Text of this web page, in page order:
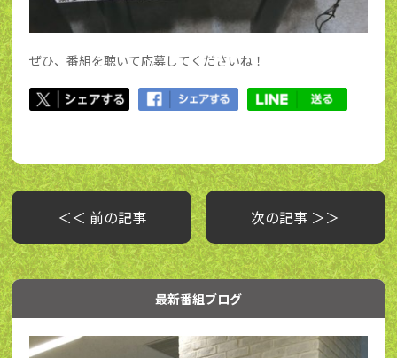
ぜひ、番組を聴いて応募してくださいね！
＜＜ 前の記事 次の記事 ＞＞
最新番組ブログ